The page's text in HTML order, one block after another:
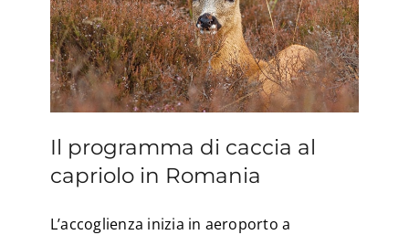
Il programma di caccia al
capriolo in Romania
L’accoglienza inizia in aeroporto a